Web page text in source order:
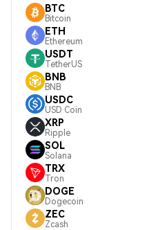
BTC
Bitcoin
ETH
Ethereum
USDT
TetherUS
BNB
BNB
USDC
USD Coin
XRP
Ripple
SOL
Solana
TRX
Tron
DOGE
Dogecoin
ZEC
Zcash